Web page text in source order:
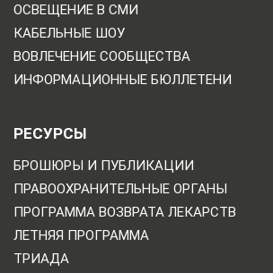
ОСВЕЩЕНИЕ В СМИ
КАБЕЛЬНЫЕ ШОУ
ВОВЛЕЧЕНИЕ СООБЩЕСТВА
ИНФОРМАЦИОННЫЕ БЮЛЛЕТЕНИ
РЕСУРСЫ
БРОШЮРЫ И ПУБЛИКАЦИИ
ПРАВООХРАНИТЕЛЬНЫЕ ОРГАНЫ
ПРОГРАММА ВОЗВРАТА ЛЕКАРСТВ
ЛЕТНЯЯ ПРОГРАММА
ТРИАДА